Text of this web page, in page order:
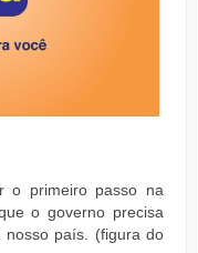
o primeiro passo na
o governo precisa
país. (figura do